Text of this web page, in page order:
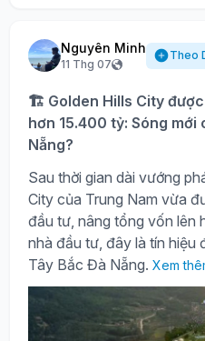
Nguyên Minh
11 Thg 07
Theo
🏗️ Golden Hills City
hơn 15.400 tỷ: Sóng mới
Nẵng?
Sau thời gian dài vướng
City của Trung Nam vừa
đầu tư, nâng tổng vốn lên
nhà đầu tư, đây là tín hiệu
Tây Bắc Đà Nẵng. Xem